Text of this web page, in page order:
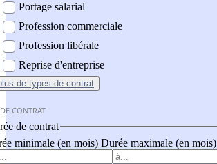
Portage salarial
Profession commerciale
Profession libérale
Reprise d'entreprise
de types de contrat
CONTRAT
de contrat
minimale (en mois) Durée maximale (en mois)